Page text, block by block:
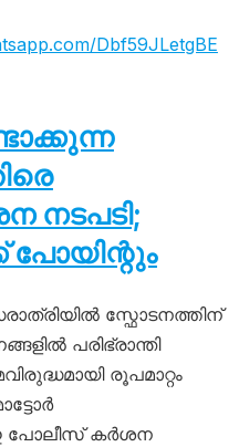
Dbf59JLetgBE
നടപടി;
പോയിന്റും
സ്ഫോടനത്തിന്
പരിഭ്രാന്തി
രൂപമാറ്റം
കർശന